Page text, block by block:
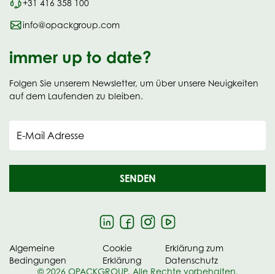
+31 416 358 100
info@opackgroup.com
immer up to date?
Folgen Sie unserem Newsletter, um über unsere Neuigkeiten
auf dem Laufenden zu bleiben.
E-Mail Adresse
SENDEN
© 2026 OPACKGROUP. Alle Rechte vorbehalten.
Algemeine
Bedingungen
Cookie
Erklärung
Erklärung zum
Datenschutz